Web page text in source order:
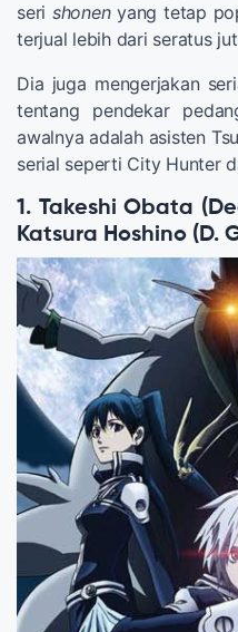
seri shonenyang tetap
terjual lebih dari seratus
Dia juga mengerjakan
tentang pendekar
awalnya adalah asisten
serial seperti City Hunter
1. Takeshi Obata
Katsura Hoshino (D.